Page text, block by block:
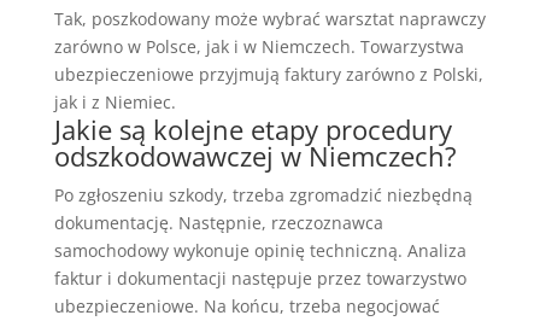
Tak, poszkodowany może wybrać warsztat naprawczy
zarówno w Polsce, jak i w Niemczech. Towarzystwa
ubezpieczeniowe przyjmują faktury zarówno z Polski,
jak i z Niemiec.
Jakie są kolejne etapy procedury
odszkodowawczej w Niemczech?
Po zgłoszeniu szkody, trzeba zgromadzić niezbędną
dokumentację. Następnie, rzeczoznawca
samochodowy wykonuje opinię techniczną. Analiza
faktur i dokumentacji następuje przez towarzystwo
ubezpieczeniowe. Na końcu, trzeba negocjować